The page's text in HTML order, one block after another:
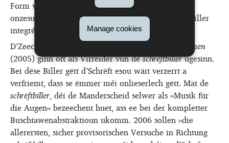
Manage cookies
Form vu kohärente Wierder a Sätz oder als
onzesummenhängend grafesch Elementer, a seng Biller
integréiert.
D’Zeechnunge
(2003) annatur kennt keine grenzen
(2005) ginn oft als Virreider vun deschrëftbillerugesinn.
Bei dëse Biller gëtt d’Schrëft esou wäit verzerrt a
verfriemt, dass se ëmmer méi onlieserlech gëtt. Mat de
schrëftbiller, déi de Manderscheid selwer als »Musik für
die Augen« bezeechent huet, ass ee bei der kompletter
Buschtawenabstraktioun ukomm. 2006 sollen »die
allerersten, sicher provisorischen Versuche in Richtung